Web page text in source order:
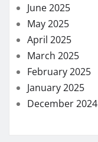
June 2025
May 2025
April 2025
March 2025
February 2025
January 2025
December 2024